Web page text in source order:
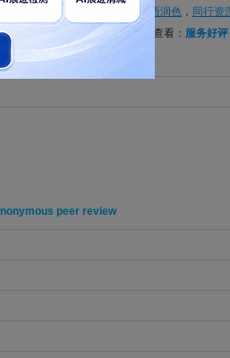
文编辑服务（包括
SCI论文英语润色 ， 同行资
利发表论文。部分发表范例可查看： 服务好评
peer review